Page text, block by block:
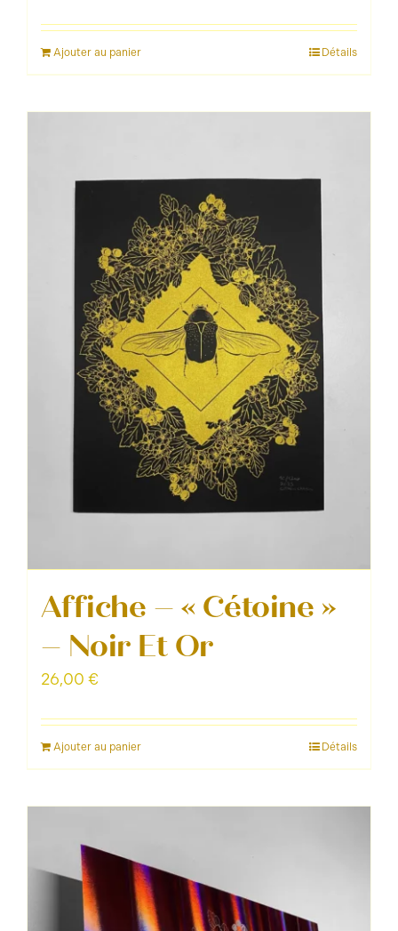
Ajouter au panier Détails
Affiche – « Cétoine »
– Noir Et Or
26,00 €
Ajouter au panier Détails